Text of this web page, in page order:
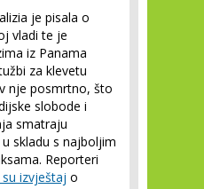
je pisala o
vladi te je
iz Panama
za klevetu
nje posmrtno, što
slobode i
smatraju
skladu s najboljim
Reporteri
izvještaj o